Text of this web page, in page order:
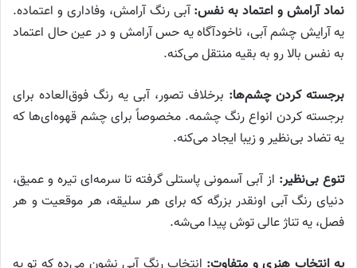
نماد آرامش و اعتماد به نفس:آبی رنگ آرامش، وفاداری و اعتماده.
یه آرایش چشم آبی، ناخودآگاه یه حس آرامش و در عین حال اعتماد
به نفس بالا رو به بقیه منتقل می‌کنه.
برجسته کردن چشم‌ها: برخلاف تصور، آبی یه رنگ فوق‌العاده برای
برجسته کردن انواع رنگ چشمه. مخصوصاً برای چشم قهوه‌ای‌ها که
یه تضاد بی‌نظیر و زیبا ایجاد می‌کنه.
تنوع بی‌نظیر: از آبی آسمونی پاستلی گرفته تا سرمه‌ای تیره و عمیق،
دنیای رنگ آبی اونقدر بزرگه که برای هر سلیقه، هر موقعیت و هر
فصل، یه تناژ عالی توش پیدا می‌شه.
یه انتخاب هنری و متفاوت: انتخاب رنگ آبی نشون می‌ده که تو یه